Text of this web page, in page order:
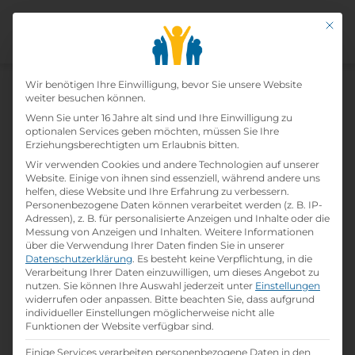
Drucktechniker -
Schwerpunkt Digitaldruck
Home»Lehrberufe»Drucktechniker -
Schwerpunkt Digitaldruck
Lehrlingseinkomm
en
Mit
Datenschutz-
Wir benötigen Ihre Einwilligung, bevor Sie unsere Website
weiter besuchen können.
Wenn Sie unter 16 Jahre alt sind und Ihre Einwilligung zu
optionalen Services geben möchten, müssen Sie Ihre
Erziehungsberechtigten um Erlaubnis bitten.
Wir verwenden Cookies und andere Technologien auf unserer
Website. Einige von ihnen sind essenziell, während andere uns
helfen, diese Website und Ihre Erfahrung zu verbessern.
Personenbezogene Daten können verarbeitet werden (z. B. IP-
Adressen), z. B. für personalisierte Anzeigen und Inhalte oder die
Messung von Anzeigen und Inhalten. Weitere Informationen
über die Verwendung Ihrer Daten finden Sie in unserer
Datenschutzerklärung. Es besteht keine Verpflichtung, in die
Verarbeitung Ihrer Daten einzuwilligen, um dieses Angebot zu
nutzen. Sie können Ihre Auswahl jederzeit unter Einstellungen
widerrufen oder anpassen. Bitte beachten Sie, dass aufgrund
individueller Einstellungen möglicherweise nicht alle
Funktionen der Website verfügbar sind.
Einige Services verarbeiten personenbezogene Daten in den